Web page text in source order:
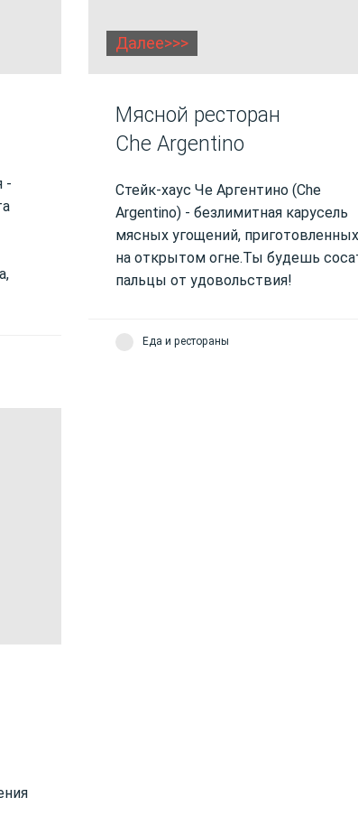
-
Далее>>>
Мясной ресторан
Che Argentino
Стейк-хаус Че Аргентино (Che
Argentino) - безлимитная карусель
мясных угощений, приготовленных
на открытом огне.Ты будешь
пальцы от удовольствия!
Еда и рестораны